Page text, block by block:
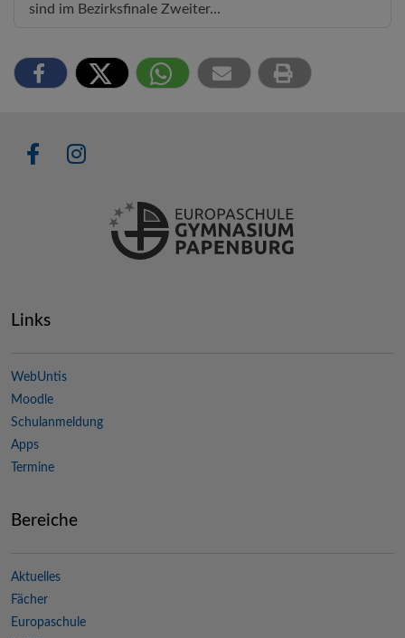
sind im Bezirksfinale Zweiter…
Links
WebUntis
Moodle
Schulanmeldung
Apps
Termine
Bereiche
Aktuelles
Fächer
Europaschule